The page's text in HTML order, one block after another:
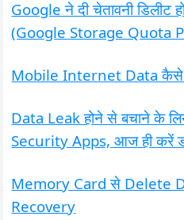
Google ने दी चेतावनी डिलीट
(Google Storage Quota
Mobile Internet Data कैसे
Data Leak होने से बचाने के
Security Apps, आज ही करें
Memory Card से Delete
Recovery